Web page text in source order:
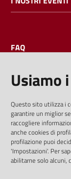
FAQ
I dati personali
previste dalla
36/2006
Usiamo
Questo sito utilizza i
garantire un miglior
raccogliere
anche cookies di
profilazione puoi
'Impostazioni'. Per
abilitarne solo alcuni,